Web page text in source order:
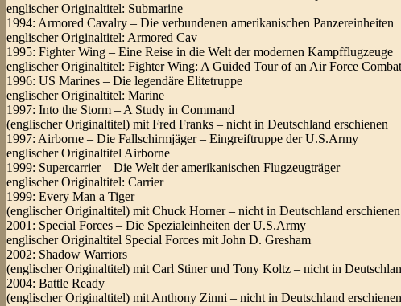
englischer Originaltitel: Submarine
1994: Armored Cavalry – Die verbundenen amerikanischen Panzereinheiten
englischer Originaltitel: Armored Cav
1995: Fighter Wing – Eine Reise in die Welt der modernen Kampfflugzeuge
englischer Originaltitel: Fighter Wing: A Guided Tour of an Air Force
1996: US Marines – Die legendäre Elitetruppe
englischer Originaltitel: Marine
1997: Into the Storm – A Study in Command
(englischer Originaltitel) mit Fred Franks – nicht in Deutschland erschienen
1997: Airborne – Die Fallschirmjäger – Eingreiftruppe der U.S.Army
englischer Originaltitel Airborne
1999: Supercarrier – Die Welt der amerikanischen Flugzeugträger
englischer Originaltitel: Carrier
1999: Every Man a Tiger
(englischer Originaltitel) mit Chuck Horner – nicht in Deutschland erschienen
2001: Special Forces – Die Spezialeinheiten der U.S.Army
englischer Originaltitel Special Forces mit John D. Gresham
2002: Shadow Warriors
(englischer Originaltitel) mit Carl Stiner und Tony Koltz – nicht in
2004: Battle Ready
(englischer Originaltitel) mit Anthony Zinni – nicht in Deutschland erschienen